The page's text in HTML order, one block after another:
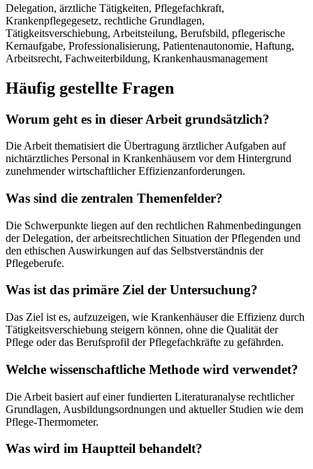
Delegation, ärztliche Tätigkeiten, Pflegefachkraft,
Krankenpflegegesetz, rechtliche Grundlagen,
Tätigkeitsverschiebung, Arbeitsteilung, Berufsbild, pflegerische
Kernaufgabe, Professionalisierung, Patientenautonomie, Haftung,
Arbeitsrecht, Fachweiterbildung, Krankenhausmanagement
Häufig gestellte Fragen
Worum geht es in dieser Arbeit grundsätzlich?
Die Arbeit thematisiert die Übertragung ärztlicher Aufgaben auf
nichtärztliches Personal in Krankenhäusern vor dem Hintergrund
zunehmender wirtschaftlicher Effizienzanforderungen.
Was sind die zentralen Themenfelder?
Die Schwerpunkte liegen auf den rechtlichen Rahmenbedingungen
der Delegation, der arbeitsrechtlichen Situation der Pflegenden und
den ethischen Auswirkungen auf das Selbstverständnis der
Pflegeberufe.
Was ist das primäre Ziel der Untersuchung?
Das Ziel ist es, aufzuzeigen, wie Krankenhäuser die Effizienz durch
Tätigkeitsverschiebung steigern können, ohne die Qualität der
Pflege oder das Berufsprofil der Pflegefachkräfte zu gefährden.
Welche wissenschaftliche Methode wird verwendet?
Die Arbeit basiert auf einer fundierten Literaturanalyse rechtlicher
Grundlagen, Ausbildungsordnungen und aktueller Studien wie dem
Pflege-Thermometer.
Was wird im Hauptteil behandelt?